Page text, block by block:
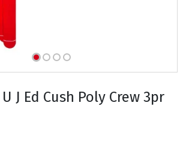
J Ed Cush Poly Crew 3pr